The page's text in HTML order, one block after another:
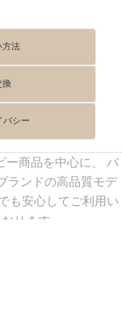
方法
換
バシー
ー商品を中心に、 バ
ランドの高品質モデ
も安心してご利用い
ります。